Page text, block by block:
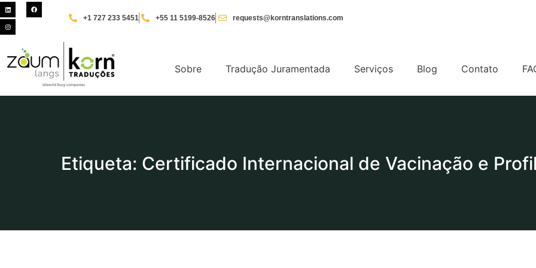
+1 727 233 5451 +55 11 5199-8526 requests@korntranslations.com
Sobre Tradução Juramentada Serviços Blog Contato
Etiqueta: Certificado Internacional de Vacinação e